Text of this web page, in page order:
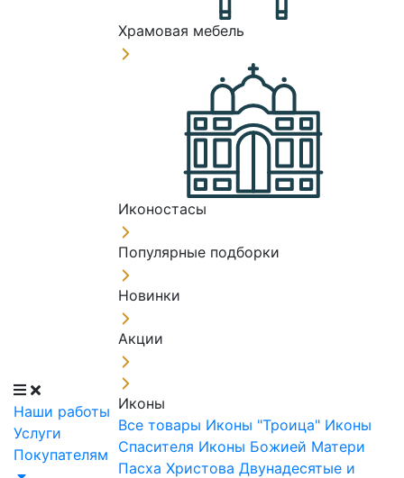
Наши работы
Услуги
Покупателям
Храмовая мебель
Иконостасы
Популярные подборки
Новинки
Акции
Иконы
Все товары Иконы "Троица" Иконы
Спасителя Иконы Божией Матери
Пасха Христова Двунадесятые и